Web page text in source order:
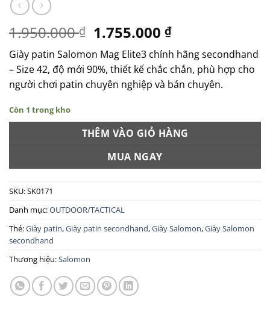
1.950.000₫ Giá
gốc
là:
1.950.000 ₫.
1.755.000₫Giá
hiện
tại
là:
1.755.000 ₫.
Giày patin Salomon Mag Elite3 chính hãng secondhand
– Size 42, độ mới 90%, thiết kế chắc chắn, phù hợp cho
người chơi patin chuyên nghiệp và bán chuyên.
Còn 1 trong kho
THÊM VÀO GIỎ HÀNG
MUA NGAY
SKU:SK0171
Danh mục:OUTDOOR/TACTICAL
Thẻ:Giày patin,Giày patin secondhand,Giày Salomon,Giày Salomon
secondhand
Thương hiệu:Salomon